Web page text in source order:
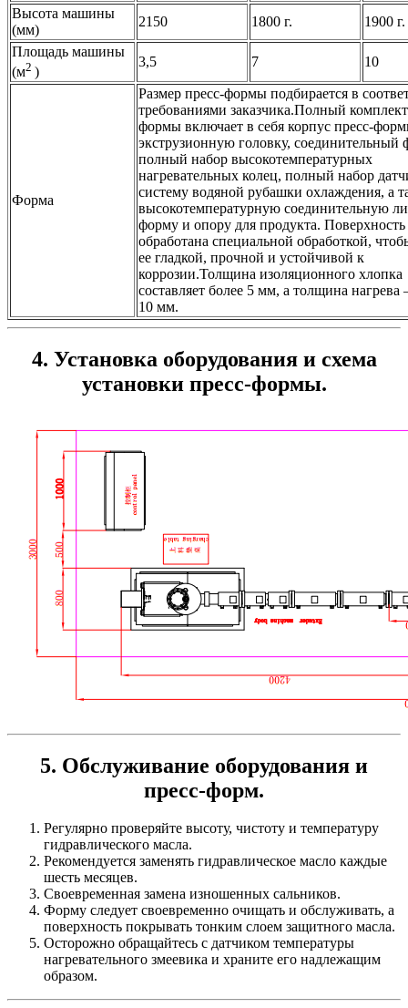
Высота машины
(мм)
2150 1800 г.
1900 г.
Площадь машины
(м2 )
3,5 7 10
Форма
Размер пресс-формы подбирается в
требованиями заказчика.Полный
формы включает в себя корпус пресс-
экструзионную головку, соединительный
полный набор высокотемпературных
нагревательных колец, полный набор
систему водяной рубашки охлаждения, а
высокотемпературную соединительную
форму и опору для продукта. Поверхность
обработана специальной обработкой,
ее гладкой, прочной и устойчивой к
коррозии.Толщина изоляционного хлопка
составляет более 5 мм, а толщина
10 мм.
4. Установка оборудования и схема
установки пресс-формы.
5. Обслуживание оборудования и
пресс-форм.
Регулярно проверяйте высоту, чистоту и температуру
гидравлического масла.
Рекомендуется заменять гидравлическое масло каждые
шесть месяцев.
Своевременная замена изношенных сальников.
Форму следует своевременно очищать и обслуживать, а
поверхность покрывать тонким слоем защитного масла.
Осторожно обращайтесь с датчиком температуры
нагревательного змеевика и храните его надлежащим
образом.